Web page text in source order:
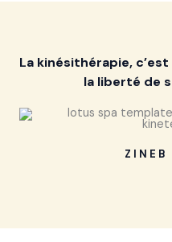
La kinésithérapie,
la liberté de
ZINEB